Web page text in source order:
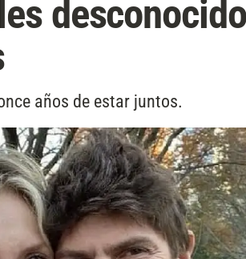
años de estar juntos.